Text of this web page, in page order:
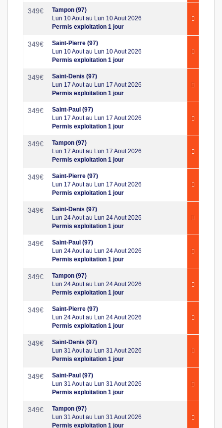
349€
Tampon (97)
Lun 10 Aout au Lun 10 Aout 2026
Permis exploitation 1 jour
349€
Saint-Pierre (97)
Lun 10 Aout au Lun 10 Aout 2026
Permis exploitation 1 jour
349€
Saint-Denis (97)
Lun 17 Aout au Lun 17 Aout 2026
Permis exploitation 1 jour
349€
Saint-Paul (97)
Lun 17 Aout au Lun 17 Aout 2026
Permis exploitation 1 jour
349€
Tampon (97)
Lun 17 Aout au Lun 17 Aout 2026
Permis exploitation 1 jour
349€
Saint-Pierre (97)
Lun 17 Aout au Lun 17 Aout 2026
Permis exploitation 1 jour
349€
Saint-Denis (97)
Lun 24 Aout au Lun 24 Aout 2026
Permis exploitation 1 jour
349€
Saint-Paul (97)
Lun 24 Aout au Lun 24 Aout 2026
Permis exploitation 1 jour
349€
Tampon (97)
Lun 24 Aout au Lun 24 Aout 2026
Permis exploitation 1 jour
349€
Saint-Pierre (97)
Lun 24 Aout au Lun 24 Aout 2026
Permis exploitation 1 jour
349€
Saint-Denis (97)
Lun 31 Aout au Lun 31 Aout 2026
Permis exploitation 1 jour
349€
Saint-Paul (97)
Lun 31 Aout au Lun 31 Aout 2026
Permis exploitation 1 jour
349€
Tampon (97)
Lun 31 Aout au Lun 31 Aout 2026
Permis exploitation 1 jour